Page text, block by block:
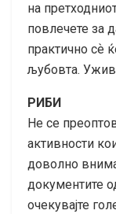
на
повлечете за
практично сѐ
љубовта.
РИБИ
Не се
активности
доволно
документите
очекувајте